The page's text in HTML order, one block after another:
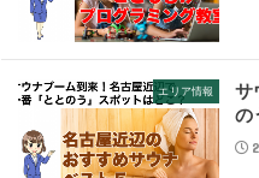
エリア情報
サ
の